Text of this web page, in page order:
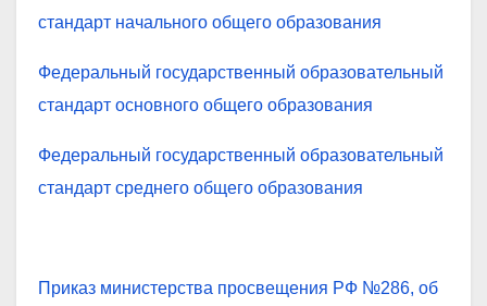
стандарт начального общего образования
Федеральный государственный образовательный
стандарт основного общего образования
Федеральный государственный образовательный
стандарт среднего общего образования
Приказ министерства просвещения РФ №286, об